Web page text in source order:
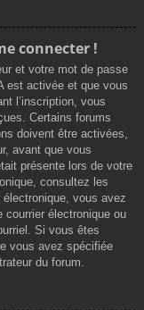
connecter !
et votre mot de passe
est activée et que vous
l’inscription, vous
Certains forums
doivent être activées,
avant que vous
présente lors de votre
consultez les
vous avez
courrier électronique ou
Si vous êtes
vous avez spécifiée
du forum.